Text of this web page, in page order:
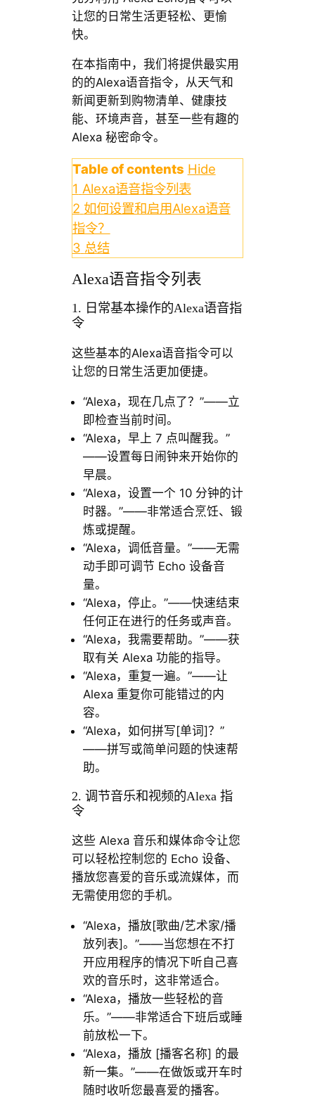
让您的日常生活更轻松、更愉
快。
在本指南中，我们将提供最实用
的的Alexa语音指令，从天气和
新闻更新到购物清单、健康技
能、环境声音，甚至一些有趣的
Alexa 秘密命令。
Table of contents Hide
1 Alexa语音指令列表
2 如何设置和启用Alexa语音
指令？
3 总结
Alexa语音指令列表
1. 日常基本操作的Alexa语音指
令
这些基本的Alexa语音指令可以
让您的日常生活更加便捷。
“Alexa，现在几点了？”——立
即检查当前时间。
“Alexa，早上 7 点叫醒我。”
——设置每日闹钟来开始你的
早晨。
“Alexa，设置一个 10 分钟的计
时器。”——非常适合烹饪、锻
炼或提醒。
“Alexa，调低音量。”——无需
动手即可调节 Echo 设备音
量。
“Alexa，停止。”——快速结束
任何正在进行的任务或声音。
“Alexa，我需要帮助。”——获
取有关 Alexa 功能的指导。
“Alexa，重复一遍。”——让
Alexa 重复你可能错过的内
容。
“Alexa，如何拼写[单词]？”
——拼写或简单问题的快速帮
助。
2. 调节音乐和视频的Alexa 指
令
这些 Alexa 音乐和媒体命令让您
可以轻松控制您的 Echo 设备、
播放您喜爱的音乐或流媒体，而
无需使用您的手机。
“Alexa，播放[歌曲/艺术​​家/播
放列表]。”——当您想在不打
开应用程序的情况下听自己喜
欢的音乐时，这非常适合。
“Alexa，播放一些轻松的音
乐。”——非常适合下班后或睡
前放松一下。
“Alexa，播放 [播客名称] 的最
新一集。”——在做饭或开车时
随时收听您最喜爱的播客。